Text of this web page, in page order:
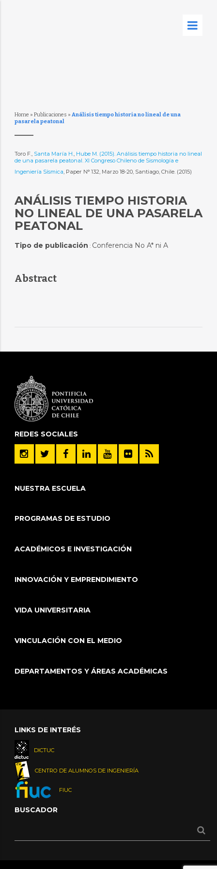
Home » Publicaciones » Análisis tiempo historia no lineal de una
pasarela peatonal
Toro F., Santa María H., Hube M. (2015). Análisis tiempo historia no lineal
de una pasarela peatonal. XI Congreso Chileno de Sismología e
Ingeniería Sísmica, Paper N° 132, Marzo 18-20, Santiago, Chile. (2015)
ANÁLISIS TIEMPO HISTORIA
NO LINEAL DE UNA PASARELA
PEATONAL
Tipo de publicación : Conferencia No A* ni A
Abstract
REDES SOCIALES
NUESTRA ESCUELA
PROGRAMAS DE ESTUDIO
ACADÉMICOS E INVESTIGACIÓN
INNOVACIÓN Y EMPRENDIMIENTO
VIDA UNIVERSITARIA
VINCULACIÓN CON EL MEDIO
DEPARTAMENTOS Y ÁREAS ACADÉMICAS
LINKS DE INTERÉS
DICTUC
CENTRO DE ALUMNOS DE INGENIERÍA
FIUC
BUSCADOR